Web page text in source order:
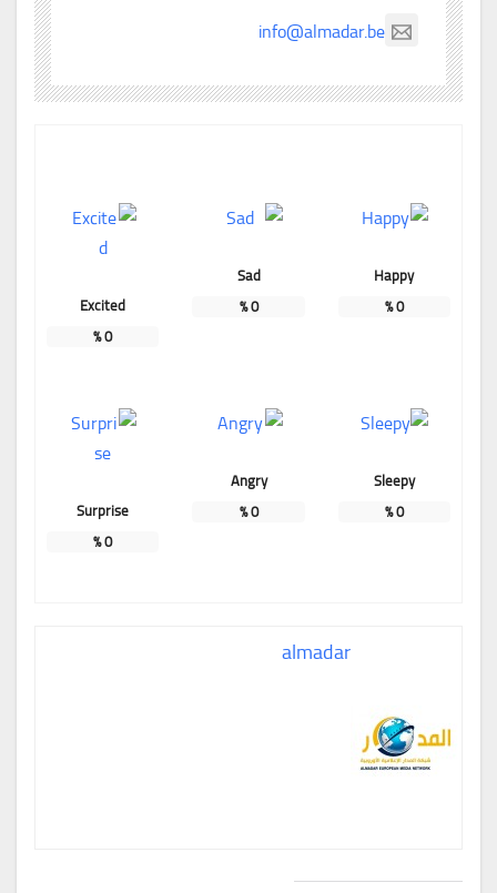
info@almadar.be
Happy
0
%
Sad
0
%
Excited
0
%
Sleepy
0
%
Angry
0
%
Surprise
0
%
almadar